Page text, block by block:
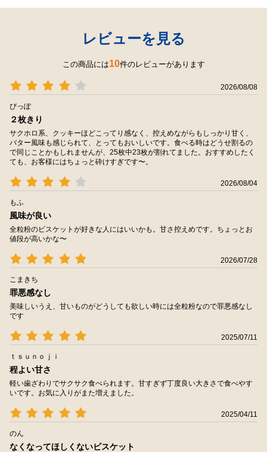
レビューを見る
この商品には10件のレビューがあります
2026/08/08
ぴっぽ
２枚きり
サクホロ系、クッキーほどこってり感なく、控えめながらもしっかり甘く、
バター風味も感じられて、とってもおいしいです。食べる時はどうせ割るの
で同じことかもしれませんが、25枚中23枚が割れてました。おすすめしたく
ても、お客様にはちょっと砕けすぎです〜。
2026/08/04
もふ
風味が良い
全粒粉のビスケットが好きな人にはいいかも。甘さ控えめです。ちょっとお
値段が高いかな〜
2026/07/28
こまきち
罪悪感なし
美味しいうえ、甘いものがどうしても欲しい時には全粒粉なので罪悪感なし
です
2025/07/11
ｔｓｕｎｏｊｉ
程よい甘さ
軽い歯ざわりでサクサク食べられます。甘すぎず丁度良い大きさで食べやす
いです。お気に入りがまた増えました。
2025/04/11
のん
なくなってほしくないビスケット